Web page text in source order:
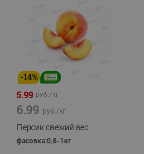
-14%
5.99 руб./кг
6.99 руб./кг
Персик свежий вес
фасовка:0,8-1кг